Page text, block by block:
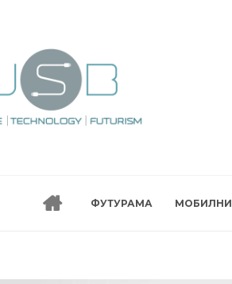
ФУТУРАМА МОБИЛНИ